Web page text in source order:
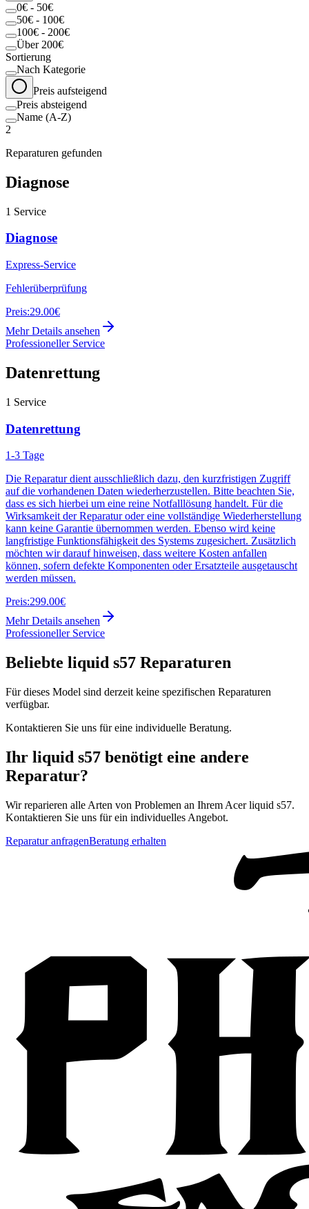
0€ - 50€
50€ - 100€
100€ - 200€
Über 200€
Sortierung
Nach Kategorie
Preis aufsteigend
Preis absteigend
Name (A-Z)
2
Reparaturen gefunden
Diagnose
1 Service
Diagnose
Express-Service
Fehlerüberprüfung
Preis:29.00€
Mehr Details ansehen
Professioneller Service
Datenrettung
1 Service
Datenrettung
1-3 Tage
Die Reparatur dient ausschließlich dazu, den kurzfristigen Zugriff
auf die vorhandenen Daten wiederherzustellen. Bitte beachten Sie,
dass es sich hierbei um eine reine Notfalllösung handelt. Für die
Wirksamkeit der Reparatur oder eine vollständige Wiederherstellung
kann keine Garantie übernommen werden. Ebenso wird keine
langfristige Funktionsfähigkeit des Systems zugesichert. Zusätzlich
möchten wir darauf hinweisen, dass weitere Kosten anfallen
können, sofern defekte Komponenten oder Ersatzteile ausgetauscht
werden müssen.
Preis:299.00€
Mehr Details ansehen
Professioneller Service
Beliebte liquid s57 Reparaturen
Für dieses Model sind derzeit keine spezifischen Reparaturen
verfügbar.
Kontaktieren Sie uns für eine individuelle Beratung.
Ihr liquid s57 benötigt eine andere
Reparatur?
Wir reparieren alle Arten von Problemen an Ihrem Acer liquid s57.
Kontaktieren Sie uns für ein individuelles Angebot.
Reparatur anfragenBeratung erhalten